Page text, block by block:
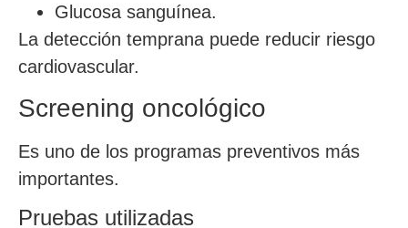
Glucosa sanguínea.
La detección temprana puede reducir riesgo
cardiovascular.
Screening oncológico
Es uno de los programas preventivos más
importantes.
Pruebas utilizadas